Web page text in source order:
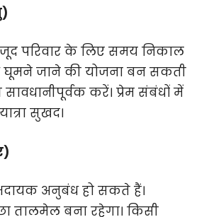
परिवार के लिए समय निकाल
घूमने जाने की योजना बन सकती
सावधानीपूर्वक करें। प्रेम संबंधों में
सुखद।
अनुबंध हो सकते हैं।
तालमेल बना रहेगा। किसी